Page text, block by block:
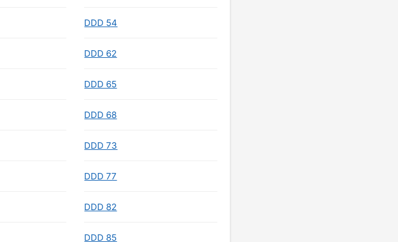
DDD 54
DDD 62
DDD 65
DDD 68
DDD 73
DDD 77
DDD 82
DDD 85